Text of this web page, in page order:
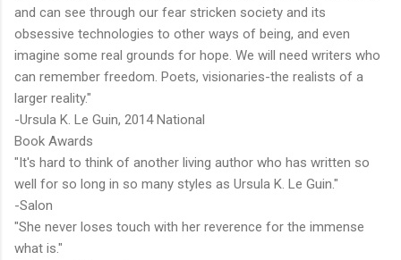
and can see through our fear stricken society and its
obsessive technologies to other ways of being, and even
imagine some real grounds for hope. We will need writers who
can remember freedom. Poets, visionaries-the realists of a
larger reality."
-Ursula K. Le Guin, 2014 National
Book Awards
"It's hard to think of another living author who has written so
well for so long in so many styles as Ursula K. Le Guin."
-Salon
"She never loses touch with her reverence for the immense
what is."